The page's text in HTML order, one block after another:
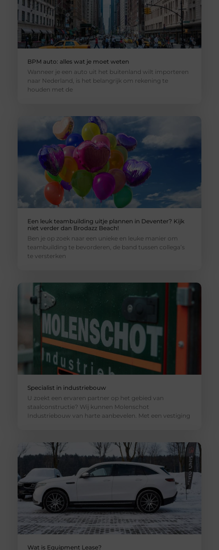
BPM auto: alles wat je moet weten
Wanneer je een auto uit het buitenland wilt importeren
naar Nederland, is het belangrijk om rekening te
houden met de
Een leuk teambuilding uitje plannen in Deventer? Kijk
niet verder dan Brodazz Beach!
Ben je op zoek naar een unieke en leuke manier om
teambuilding te bevorderen, de band tussen collega’s
te versterken
Specialist in industriebouw
U zoekt een ervaren partner op het gebied van
staalconstructie? Wij kunnen Molenschot
Industriebouw van harte aanbevelen. Met een vestiging
Wat is Equipment Lease?